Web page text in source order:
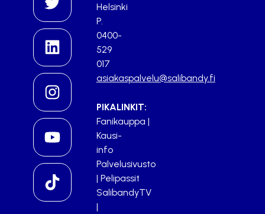
Helsinki
P.
0400-
529
017
asiakaspalvelu@salibandy.fi
PIKALINKIT:
Fanikauppa |
Kausi-
info
Palvelusivusto
| Pelipassit
SalibandyTV
|